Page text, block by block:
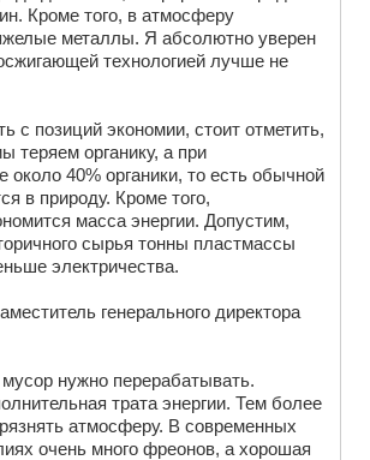
Кроме того, в атмосферу
металлы. Я абсолютно уверен
технологией лучше не
с позиций экономии, стоит отметить,
теряем органику, а при
около 40% органики, то есть обычной
в природу. Кроме того,
масса энергии. Допустим,
сырья тонны пластмассы
электричества.
генерального директора
нужно перерабатывать.
трата энергии. Тем более
атмосферу. В современных
очень много фреонов, а хорошая